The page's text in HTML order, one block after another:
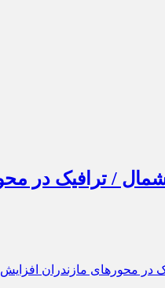
/ ترافیک در